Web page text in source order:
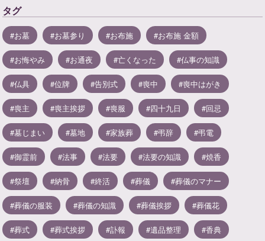
タグ
お墓 お墓参り お布施 お布施 金額
お悔やみ お通夜 亡くなった 仏事の知識
仏具 位牌 告別式 喪中 喪中はがき
喪主 喪主挨拶 喪服 四十九日 回忌
墓じまい 墓地 家族葬 弔辞 弔電
御霊前 法事 法要 法要の知識 焼香
祭壇 納骨 終活 葬儀 葬儀のマナー
葬儀の服装 葬儀の知識 葬儀挨拶 葬儀花
葬式 葬式挨拶 訃報 遺品整理 香典